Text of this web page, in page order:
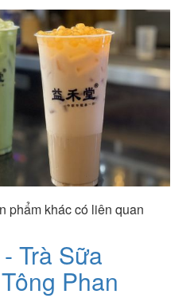
phẩm khác có liên quan
Trà Sữa
Phan